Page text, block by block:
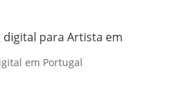
para Artista em
em Portugal